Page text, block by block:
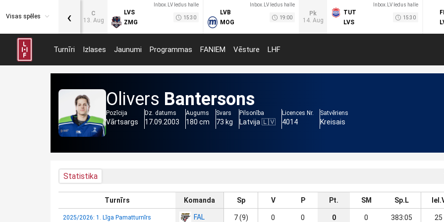
Visas spēles
C
13. Aug
Inbox.LV ledus halle
LVS
ZMG
15:30
Inbox.LV ledus halle
LVB
MOG
19:00
Pk
14. Aug
Inbox.LV ledus halle
TUT
LVS
15:30
‹
Turnīri Izlases Jaunumi Programmas FANIEM Vēsture LHF
Olivers Bantersons
Pozīcija
Vārtsargs
Dz. datums
17.09.2003
Augums
180 cm
Svars
73 kg
Pilsonība
Latvija 🇱🇻
Licences Nr.
4014
Satvēriens
Kreisais
Statistika
Turnīrs Komanda Sp V P Pt. SM Sp.L
2025/2026: 1. Līga Pamatturnīrs FAL 7 (9) 0 0 0 0 383:05 25